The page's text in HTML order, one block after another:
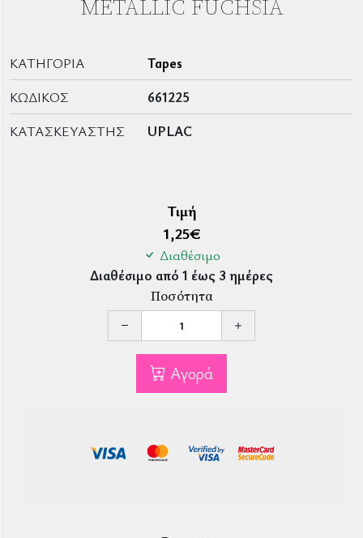
METALLIC FUCHSIA
ΚΑΤΗΓΟΡΊΑ
Tapes
ΚΩΔΙΚΌΣ
661225
ΚΑΤΑΣΚΕΥΑΣΤΉΣ
UPLAC
Τιμή
1,25€
Διαθέσιμο
Διαθέσιμο από 1 έως 3 ημέρες
Ποσότητα
Αγορά